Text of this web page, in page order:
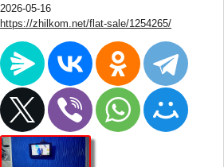
2026-05-16
https://zhilkom.net/flat-sale/1254265/